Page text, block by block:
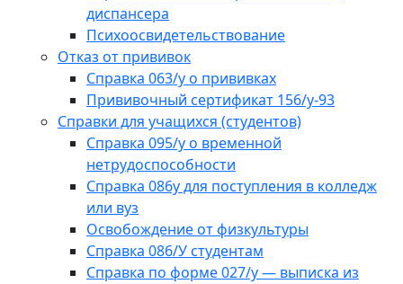
диспансера
Психоосвидетельствование
Отказ от прививок
Справка 063/у о прививках
Прививочный сертификат 156/у-93
Справки для учащихся (студентов)
Справка 095/у о временной
нетрудоспособности
Справка 086у для поступления в колледж
или вуз
Освобождение от физкультуры
Справка 086/У студентам
Справка по форме 027/у — выписка из